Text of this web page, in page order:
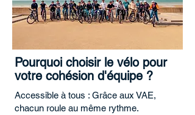
Pourquoi choisir le vélo pour
votre cohésion d'équipe ?
Accessible à tous : Grâce aux VAE,
chacun roule au même rythme.